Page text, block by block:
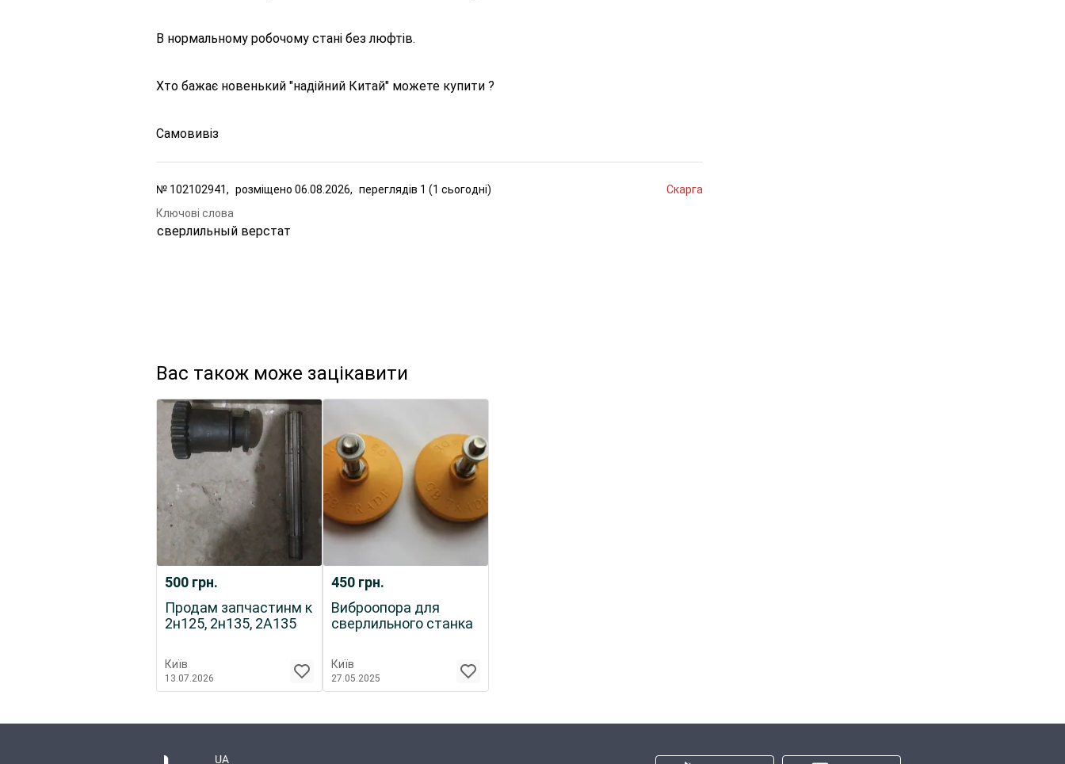
В нормальному робочому стані без люфтів.
Хто бажає новенький "надійний Китай" можете купити ?
Самовивіз
№ 102102941, розміщено 06.08.2026, переглядів 1 (1 сьогодні)
Скарга
Ключові слова
сверлильный верстат
Вас також може зацікавити
500 грн.
Продам запчастинм к
2н125, 2н135, 2А135
Київ
13.07.2026
450 грн.
Виброопора для
сверлильного станка
Київ
27.05.2025